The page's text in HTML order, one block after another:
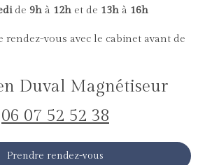
de 9hà 12het de 13hà 16h
rendez-vous avec le cabinet avant de
Duval Magnétiseur
06 07 52 52 38
Prendre rendez-vous